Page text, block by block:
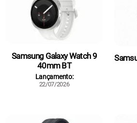
Samsung Galaxy Watch 9
40mm BT
Lançamento:
22/07/2026